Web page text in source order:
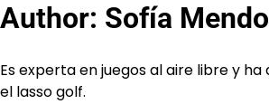
Author: Sofía
Es experta en juegos al aire libre y
el lasso golf.